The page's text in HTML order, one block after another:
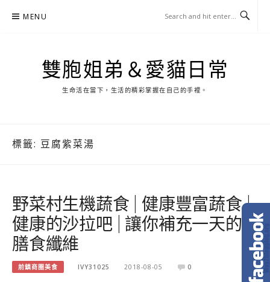
MENU
雙胞姐弟＆愛貓日常
生命活在當下，生活的精彩掌握在自己的手裡。
標籤: 豆腐紫菜湯
野菜村生機蔬食 | 健康豐富蔬食 |
健康的沙拉吧 | 讓你補充一天的
膳食纖維
前鎮商圈美食 IVY31025 2018-08-05 0